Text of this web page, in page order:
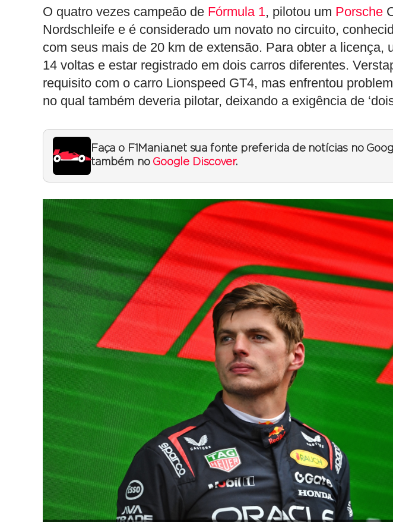
O quatro vezes campeão de Fórmula 1, pilotou um Porsche
Nordschleife e é considerado um novato no circuito,
com seus mais de 20 km de extensão. Para obter a licença,
14 voltas e estar registrado em dois carros diferentes.
requisito com o carro Lionspeed GT4, mas enfrentou
no qual também deveria pilotar, deixando a exigência de
Faça o F1Mania.net sua fonte preferida de notícias no
também no Google Discover.